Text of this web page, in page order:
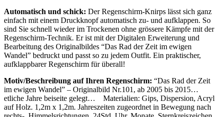
Automatisch und schick: Der Regenschirm-Knirps lässt sich ganz
einfach mit einem Druckknopf automatisch zu- und aufklappen. So
sind Sie schnell wieder im Trockenen ohne grössere Kämpfe mit der
Regenschirm-Technik. Er ist mit der Digitalen Erweiterung und
Bearbeitung des Originalbildes “Das Rad der Zeit im ewigen
Wandel” bedruckt und passt so zu jedem Outfit. Ein praktischer,
aufklappbarer Regenschirm für überall!
Motiv/Beschreibung auf Ihren Regenschirm: “Das Rad der Zeit
im ewigen Wandel” – Originalbild Nr.101, ab 2005 bis 2015…
etliche Jahre beiseite gelegt… Materialien: Gips, Dispersion, Acryl
auf Holz. 1,2m x 1,2m. Jahreszeiten zugeordnet in Bewegung nach